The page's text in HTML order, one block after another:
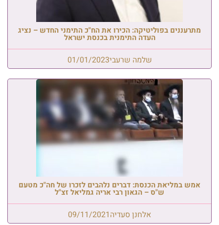
מתרעננים בפוליטיקה: הכירו את הח"כ התימני החדש – נציג
העדה התימנית בכנסת ישראל
שלמה שרעבי01/01/2023
אמש במליאת הכנסת: דברים נלהבים לזכרו של חה"כ מטעם
ש"ס – הגאון רבי אריה גמליאל זצ"ל
אלחנן סעדיה09/11/2021